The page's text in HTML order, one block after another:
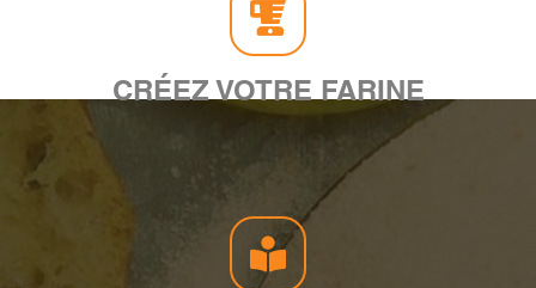
CRÉEZ VOTRE FARINE